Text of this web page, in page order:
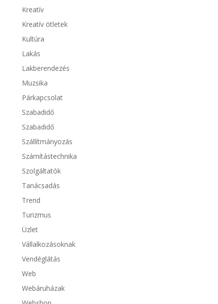
Kreatív
Kreatív ötletek
Kultúra
Lakás
Lakberendezés
Muzsika
Párkapcsolat
Szabadidő
Szabadidő
Szállítmányozás
Számítástechnika
Szolgáltatók
Tanácsadás
Trend
Turizmus
Üzlet
Vállalkozásoknak
Vendéglátás
Web
Webáruházak